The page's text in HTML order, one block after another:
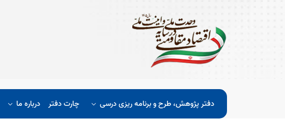
دفتر پژوهش، طرح و برنامه ریزی درسی چارت دفتر درباره ما